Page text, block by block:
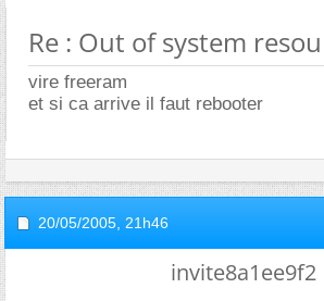
Re : Out of system
vire freeram
et si ca arrive il faut rebooter
20/05/2005, 21h46
invite8a1ee9f2